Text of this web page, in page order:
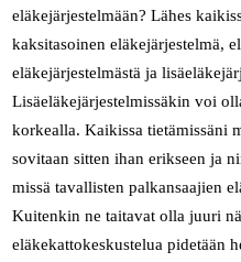
eläkejärjestelmään? Lähes
kaksitasoinen eläkejärjestelmä,
eläkejärjestelmästä ja
Lisäeläkejärjestelmissäkin voi
korkealla. Kaikissa tietämissäni
sovitaan sitten ihan erikseen ja
missä tavallisten palkansaajien
Kuitenkin ne taitavat olla juuri
eläkekattokeskustelua pidetään